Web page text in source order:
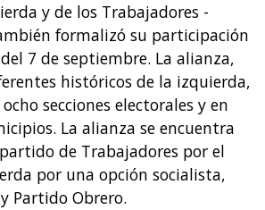
y de los Trabajadores -
formalizó su participación
7 de septiembre. La alianza,
históricos de la izquierda,
secciones electorales y en
La alianza se encuentra
de Trabajadores por el
por una opción socialista,
Partido Obrero.